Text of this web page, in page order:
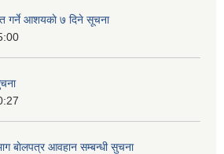
गर्ने आशयकाे ७ दिने सूचना
बाेलपत्र आवहान सम्बन्धी सुचना